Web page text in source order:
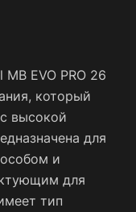
EVO PRO 26
который
высокой
для
и
для
тип